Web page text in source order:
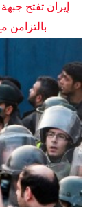
إيران تفتح
بالتزامن